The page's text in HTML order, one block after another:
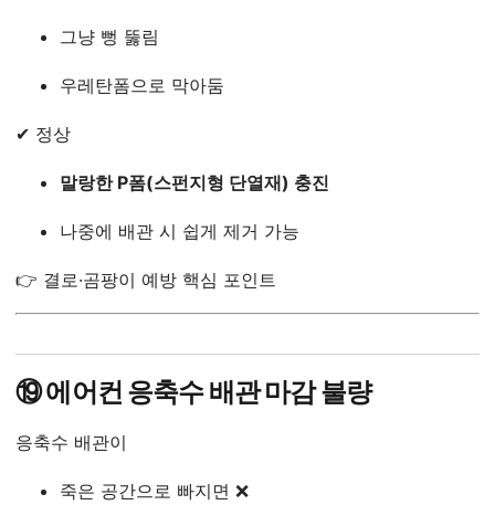
그냥 뻥 뚫림
우레탄폼으로 막아둠
✔ 정상
말랑한 P폼(스펀지형 단열재) 충진
나중에 배관 시 쉽게 제거 가능
👉 결로·곰팡이 예방 핵심 포인트
⑲ 에어컨 응축수 배관 마감 불량
응축수 배관이
죽은 공간으로 빠지면 ❌